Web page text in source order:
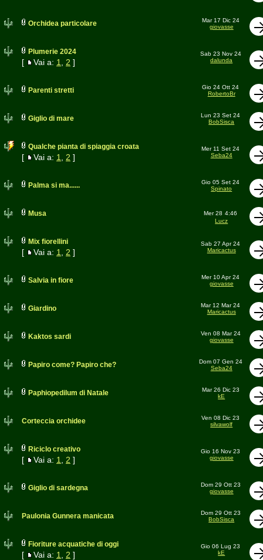
Orchidea particolare
Mar 17 Dic 24
giovasse
Plumerie 2024
[ Vai a: 1 2 ]
Sab 23 Nov 24
dalunda
Parenti stretti
Gio 24 Ott 24
RobertoBr
Giglio di mare
Lun 23 Set 24
BobSisca
Qualche pianta di spiaggia croata
[ Vai a: 1 2 ]
Mer 11 Set 24
Seba24
Palma si ma......
Gio 05 Set 24
Spinato
Musa Mer 28 4:46
Lucz
Mix fiorellini
[ Vai a: 1 2 ]
Sab 27 Apr 24
Maricactus
Salvia in fiore
Mer 10 Apr 24
giovasse
Giardino
Mar 12 Mar 24
Maricactus
Kaktos sardi
Ven 08 Mar 24
giovasse
Papiro come? Papiro che?
Dom 07 Gen 24
Seba24
Paphiopedilum di Natale
Mar 26 Dic 23
kE
Corteccia orchidee
Ven 08 Dic 23
silvawolf
Riciclo creativo
[ Vai a: 1 2 ]
Gio 16 Nov 23
giovasse
Giglio di sardegna
Dom 29 Ott 23
giovasse
Paulonia Gunnera manicata
Dom 29 Ott 23
BobSisca
Fioriture acquatiche di oggi
[ Vai a: 1 2 ]
Gio 06 Lug 23
kE